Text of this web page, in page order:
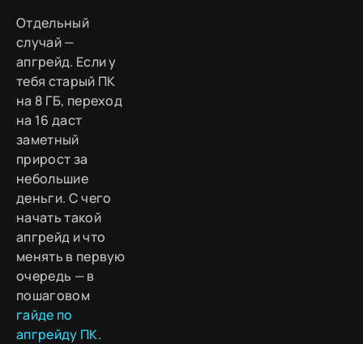
Отдельный
случай —
апгрейд. Если у
тебя старый ПК
на 8 ГБ, переход
на 16 даст
заметный
прирост за
небольшие
деньги. С чего
начать такой
апгрейд и что
менять в первую
очередь — в
пошаговом
гайде по
апгрейду ПК.